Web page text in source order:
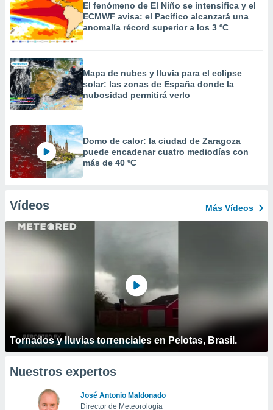
El fenómeno de El Niño se intensifica y el
ECMWF avisa: el Pacífico alcanzará una
anomalía récord superior a los 3 ºC
Mapa de nubes y lluvia para el eclipse
solar: las zonas de España donde la
nubosidad permitirá verlo
Domo de calor: la ciudad de Zaragoza
puede encadenar cuatro mediodías con
más de 40 ºC
Vídeos Más Vídeos
Tornados y lluvias torrenciales en Pelotas, Brasil.
Nuestros expertos
José Antonio Maldonado
Director de Meteorología